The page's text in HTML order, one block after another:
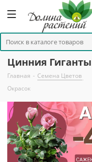
Цинния
Главная - Семена Цветов
Окрасок